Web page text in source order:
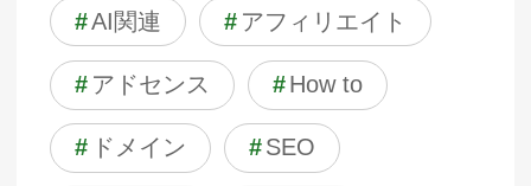
#AI関連 # アフィリエイト
# アドセンス #How to
# ドメイン #SEO